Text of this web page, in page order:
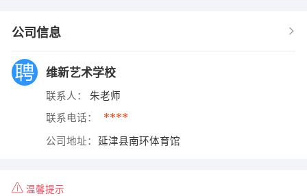
公司信息
维新艺术学校
联系人： 朱老师
联系电话： ****
公司地址： 延津县南环体育馆
温馨提示